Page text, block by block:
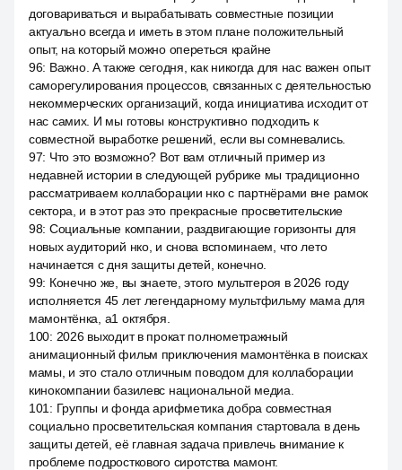
договариваться и вырабатывать совместные позиции
актуально всегда и иметь в этом плане положительный
опыт, на который можно опереться крайне
96: Важно. А также сегодня, как никогда для нас важен опыт
саморегулирования процессов, связанных с деятельностью
некоммерческих организаций, когда инициатива исходит от
нас самих. И мы готовы конструктивно подходить к
совместной выработке решений, если вы сомневались.
97: Что это возможно? Вот вам отличный пример из
недавней истории в следующей рубрике мы традиционно
рассматриваем коллаборации нко с партнёрами вне рамок
сектора, и в этот раз это прекрасные просветительские
98: Социальные компании, раздвигающие горизонты для
новых аудиторий нко, и снова вспоминаем, что лето
начинается с дня защиты детей, конечно.
99: Конечно же, вы знаете, этого мультгероя в 2026 году
исполняется 45 лет легендарному мультфильму мама для
мамонтёнка, a1 октября.
100: 2026 выходит в прокат полнометражный
анимационный фильм приключения мамонтёнка в поисках
мамы, и это стало отличным поводом для коллаборации
кинокомпании базилевс национальной медиа.
101 : Группы и фонда арифметика добра совместная
социально просветительская компания стартовала в день
защиты детей, её главная задача привлечь внимание к
проблеме подросткового сиротства мамонт.